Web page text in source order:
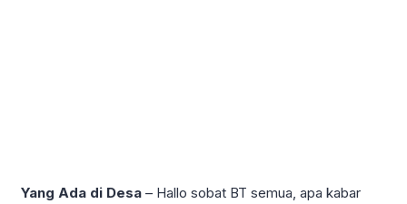
Yang Ada di Desa – Hallo sobat BT semua, apa kabar